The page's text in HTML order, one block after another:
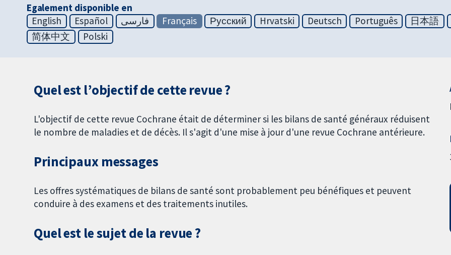
Egalement disponible en
English
Español فارسی Français Русский Hrvatski Deutsch Português 日本語
简体中文
Polski
Quel est l’objectif de cette revue ?
L'objectif de cette revue Cochrane était de déterminer si les bilans de santé généraux réduisent
le nombre de maladies et de décès. Il s'agit d'une mise à jour d'une revue Cochrane antérieure.
Principaux messages
Les offres systématiques de bilans de santé sont probablement peu bénéfiques et peuvent
conduire à des examens et des traitements inutiles.
Quel est le sujet de la revue ?